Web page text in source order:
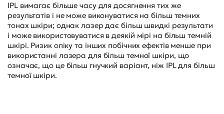
IPL вимагає більше часу для досягнення тих же
результатів і не може виконуватися на більш темних
тонах шкіри; однак лазер дає більш швидкі результати
і може використовуватися в деякій мірі на більш темній
шкірі. Ризик опіку та інших побічних ефектів менше при
використанні лазера для більш темної шкіри, що
означає, що це більш гнучкий варіант, ніж IPL для більш
темної шкіри.